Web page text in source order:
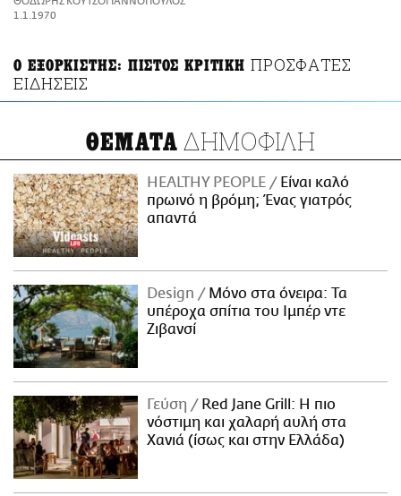
ΑΜΠΑ
1.1.1970
Ο ΕΞΟΡΚΙΣΤΗΣ: ΠΙΣΤΟΣ ΚΡΙΤΙΚΗ ΠΡΟΣΦΑΤΕΣ
ΕΙΔΗΣΕΙΣ
ΘΕΜΑΤΑ ΔΗΜΟΦΙΛΗ
HEALTHY PEOPLE
Είναι καλό
πρωινό η βρόμη; Ένας γιατρός
απαντά
Design
Μόνο στα όνειρα: Τα
υπέροχα σπίτια του Ιμπέρ ντε
Ζιβανσί
Γεύση
Red Jane Grill: Η πιο
νόστιμη και χαλαρή αυλή στα
Χανιά (ίσως και στην Ελλάδα)